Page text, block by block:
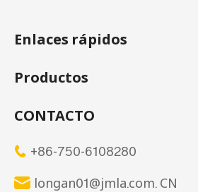
Enlaces rápidos
Productos
CONTACTO
 +86-750-6108280
 longan01@jmla.com. CN